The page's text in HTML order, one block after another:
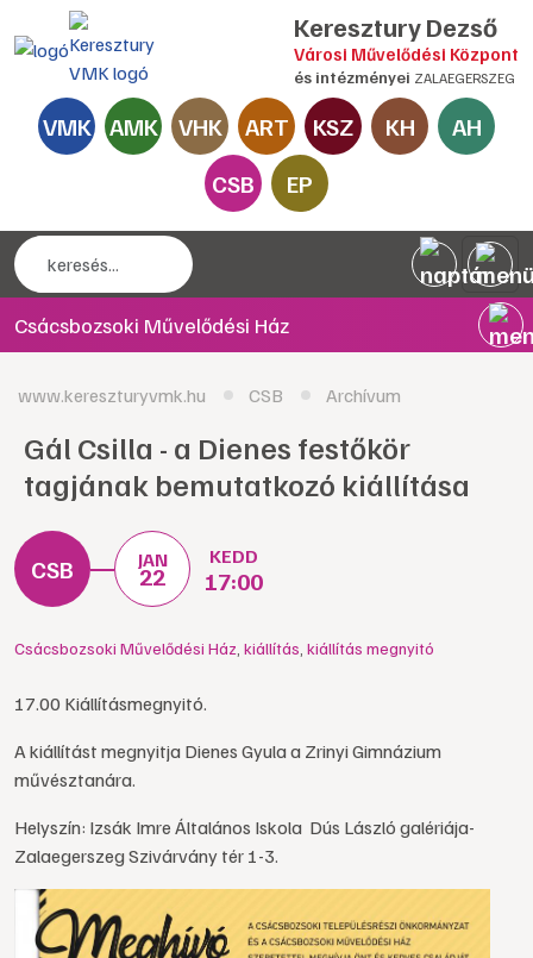
Keresztury Dezső
Városi Művelődési Központ
és intézményei ZALAEGERSZEG
VMK AMK VHK ART KSZ KH
AH
CSB
EP
Csácsbozsoki Művelődési Ház
www.kereszturyvmk.hu CSB Archívum
Gál Csilla - a Dienes festőkör
tagjának bemutatkozó kiállítása
JAN
22
KEDD
17:00
Csácsbozsoki Művelődési Ház kiállítás kiállítás megnyitó
17.00 Kiállításmegnyitó.
A kiállítást megnyitja Dienes Gyula a Zrinyi Gimnázium
művésztanára.
Helyszín: Izsák Imre Általános Iskola Dús László galériája-
Zalaegerszeg Szivárvány tér 1-3.